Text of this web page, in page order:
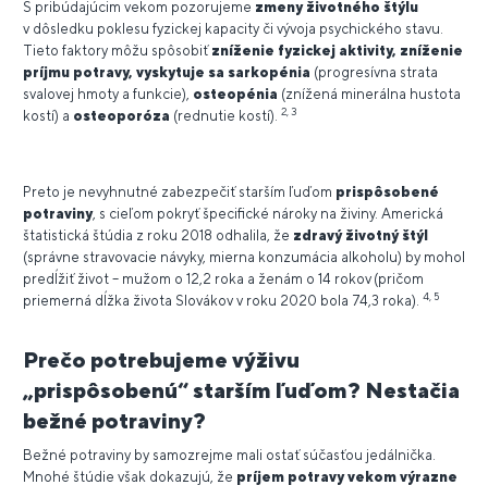
S pribúdajúcim vekom pozorujeme zmeny životného štýlu
v dôsledku poklesu fyzickej kapacity či vývoja psychického stavu.
Tieto faktory môžu spôsobiť zníženie fyzickej aktivity, zníženie
príjmu potravy, vyskytuje sa sarkopénia (progresívna strata
svalovej hmoty a funkcie), osteopénia (znížená minerálna hustota
kostí) a osteoporóza (rednutie kostí). 2, 3
Preto je nevyhnutné zabezpečiť starším ľuďom prispôsobené
potraviny, s cieľom pokryť špecifické nároky na živiny. Americká
štatistická štúdia z roku 2018 odhalila, že zdravý životný štýl
(správne stravovacie návyky, mierna konzumácia alkoholu) by mohol
predĺžiť život – mužom o 12,2 roka a ženám o 14 rokov (pričom
priemerná dĺžka života Slovákov v roku 2020 bola 74,3 roka).
4, 5
Prečo potrebujeme výživu
„prispôsobenú“ starším ľuďom? Nestačia
bežné potraviny?
Bežné potraviny by samozrejme mali ostať súčasťou jedálnička.
Mnohé štúdie však dokazujú, že príjem potravy vekom výrazne